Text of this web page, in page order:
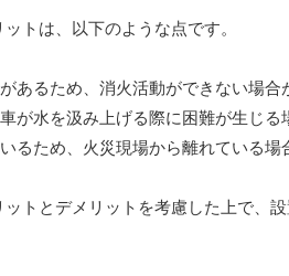
トは、以下のような点です。
あるため、消火活動ができない場合
が水を汲み上げる際に困難が生じる
るため、火災現場から離れている場
トとデメリットを考慮した上で、設